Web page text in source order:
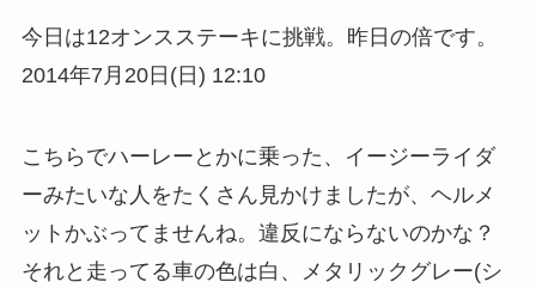
今日は12オンスステーキに挑戦。昨日の倍です。
2014年7月20日(日) 12:10
こちらでハーレーとかに乗った、イージーライダ
ーみたいな人をたくさん見かけましたが、ヘルメ
ットかぶってませんね。違反にならないのかな？
それと走ってる車の色は白、メタリックグレー(シ